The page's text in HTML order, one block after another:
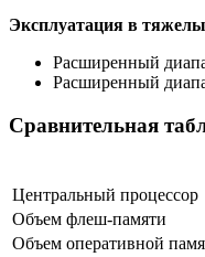
Эксплуатация в
Расширенный
Расширенный
Сравнительная
Центральный процессор
Объем флеш-памяти
Объем оперативной